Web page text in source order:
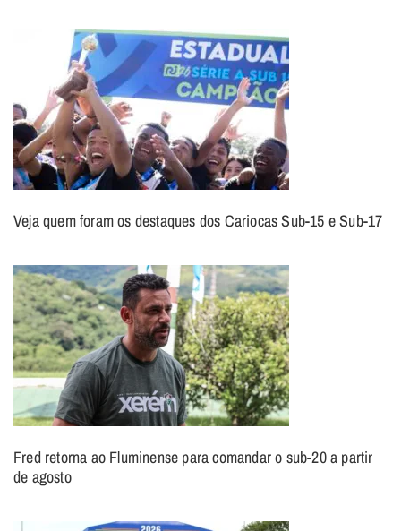
Veja quem foram os destaques dos Cariocas Sub-15 e Sub-17
Fred retorna ao Fluminense para comandar o sub-20 a partir
de agosto